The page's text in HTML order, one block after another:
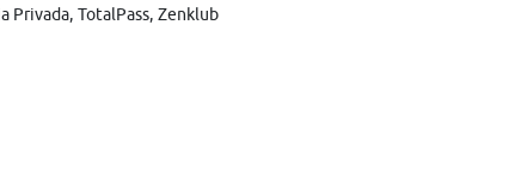
TotalPass, Zenklub